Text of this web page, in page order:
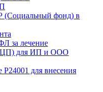
(Социальный фонд) в
за лечение
для ИП и ООО
Р24001 для внесения